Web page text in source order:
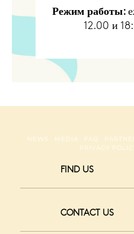
Режим работы:
12.00 и
NEWS MEDIA FAQ
PRIVACY
FIND US
CONTACT US